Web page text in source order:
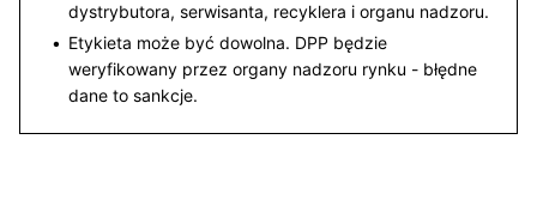
dystrybutora, serwisanta, recyklera i organu nadzoru.
Etykieta może być dowolna. DPP będzie
weryfikowany przez organy nadzoru rynku - błędne
dane to sankcje.